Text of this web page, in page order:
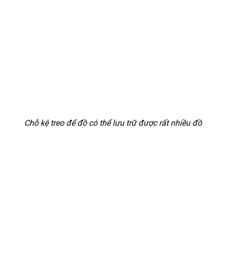
Chỗ kệ treo để đồ có thể lưu trữ được rất nhiều đồ